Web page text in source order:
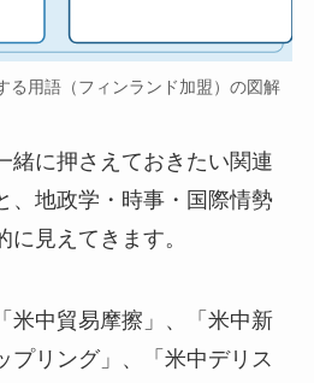
る用語（フィンランド加盟）の図解
緒に押さえておきたい関連
、地政学・時事・国際情勢
見えてきます。
米中貿易摩擦」、「米中新
プリング」、「米中デリス